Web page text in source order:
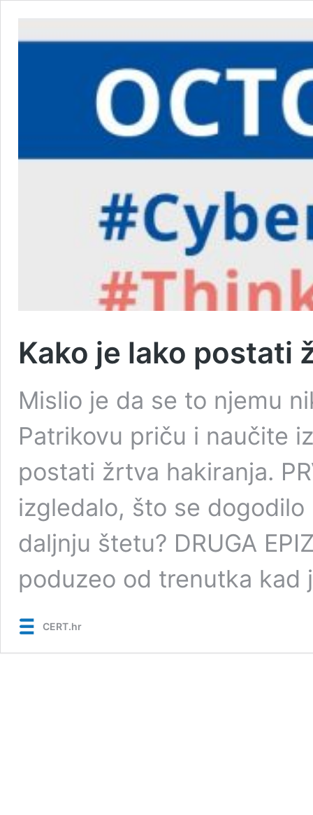
Kako je lako postati
Mislio je da se to njemu
Patrikovu priču i naučite
postati žrtva hakiranja.
izgledalo, što se
daljnju štetu? DRUGA
poduzeo od trenutka
CERT.hr